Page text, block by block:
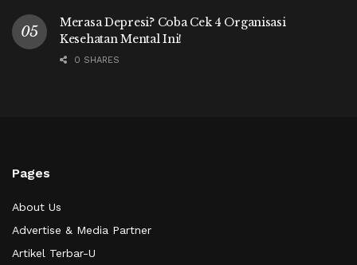
Merasa Depresi? Coba Cek 4 Organisasi
Kesehatan Mental Ini!
0 SHARES
Pages
About Us
Advertise & Media Partner
Artikel Terbar-U